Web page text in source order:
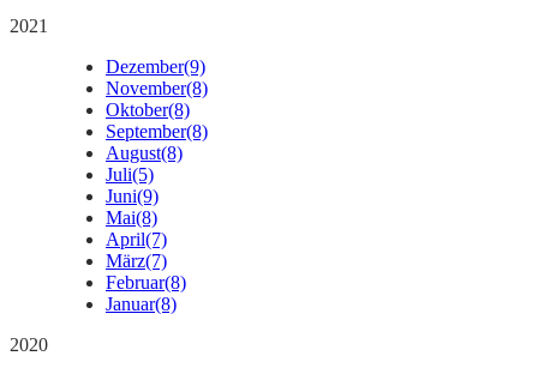
2021
Dezember(9)
November(8)
Oktober(8)
September(8)
August(8)
Juli(5)
Juni(9)
Mai(8)
April(7)
März(7)
Februar(8)
Januar(8)
2020